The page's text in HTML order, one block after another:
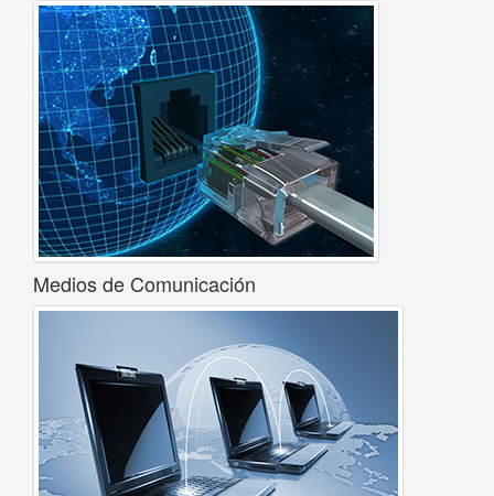
Medios de Comunicación